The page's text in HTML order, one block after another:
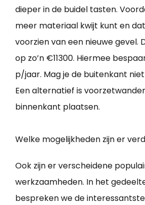
dieper in de buidel tasten.
meer materiaal kwijt kunt en
voorzien van een nieuwe gevel.
op zo’n €11300. Hiermee
p/jaar. Mag je de buitenkant
Een alternatief is
binnenkant plaatsen.
Welke mogelijkheden zijn er
Ook zijn er verscheidene
werkzaamheden. In het
bespreken we de